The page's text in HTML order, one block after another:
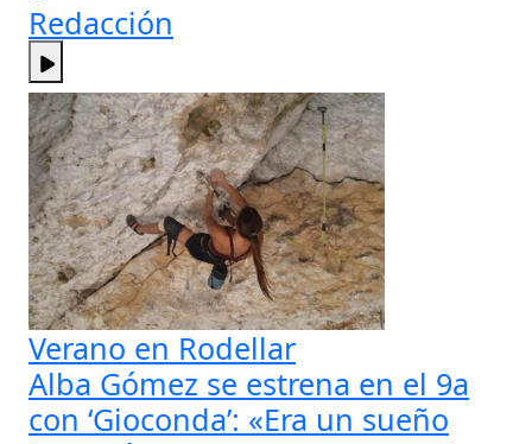
Redacción
Verano en Rodellar
Alba Gómez se estrena en el 9a
con ‘Gioconda’: «Era un sueño